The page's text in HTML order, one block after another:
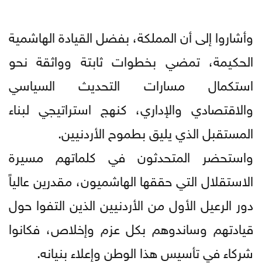
وأشاروا إلى أن المملكة، بفضل القيادة الهاشمية
الحكيمة، تمضي بخطوات ثابتة وواثقة نحو
استكمال مسارات التحديث السياسي
والاقتصادي والإداري، كنهج استراتيجي لبناء
المستقبل الذي يليق بطموح الأردنيين.
واستحضر المتحدثون في كلماتهم مسيرة
الاستقلال التي حققها الهاشميون، مقدرين عالياً
دور الرعيل الأول من الأردنيين الذين التفوا حول
قيادتهم وساندوهم بكل عزم وإخلاص، فكانوا
شركاء في تأسيس هذا الوطن وإعلاء بنيانه.